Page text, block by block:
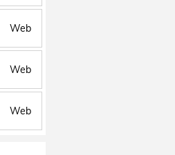
Web
Web
Web